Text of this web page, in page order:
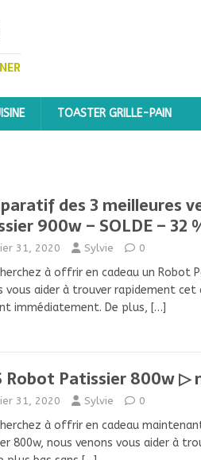
TOASTER GRILLE-PAIN
des 3 meilleures
900w – SOLDE – 32
31, 2020 Sylvie 0
à offrir en cadeau un Robot
vous aider à trouver rapidement cet
immédiatement. De plus, […]
Robot Patissier 800w ▷
31, 2020 Sylvie 0
à offrir en cadeau
800w, nous venons vous aider à